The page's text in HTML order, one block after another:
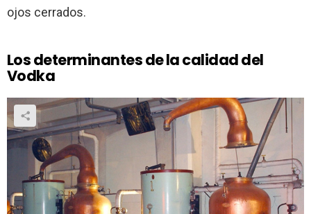
ojos cerrados.
Los determinantes de la calidad del
Vodka